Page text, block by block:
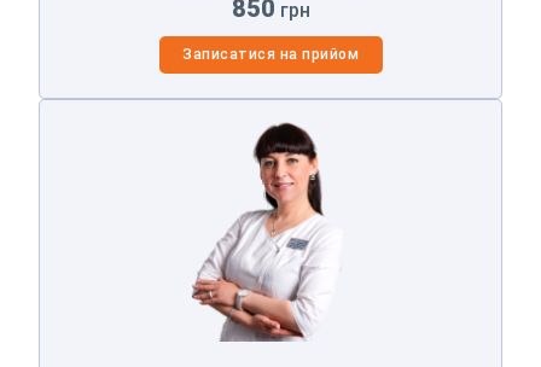
850 грн
Записатися на прийом